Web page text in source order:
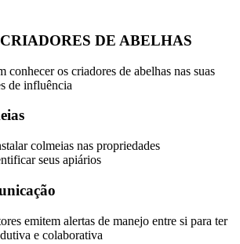
DE ABELHAS
conhecer os criadores de abelhas nas suas
de influência
colmeias nas propriedades
seus apiários
emitem alertas de manejo entre si para ter
e colaborativa